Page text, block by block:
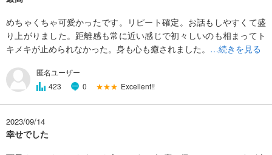
めちゃくちゃ可愛かったです。リピート確定。お話もしやすくて盛
り上がりました。距離感も常に近い感じで初々しいのも相まってト
キメキが止められなかった。身も心も癒されました。 …続きを見る
匿名ユーザー
423
0 ★★★ Excellent!!
2023/09/14
幸せでした